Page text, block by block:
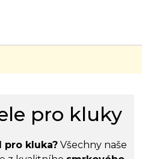
pro kluky
pro kluka? Všechny naše